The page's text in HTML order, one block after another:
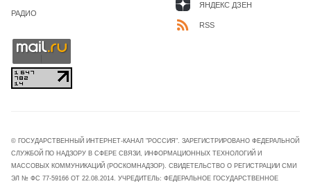
РАДИО
ЯНДЕКС ДЗЕН
RSS
© ГОСУДАРСТВЕННЫЙ ИНТЕРНЕТ-КАНАЛ "РОССИЯ". ЗАРЕГИСТРИРОВАНО ФЕДЕРАЛЬНОЙ
СЛУЖБОЙ ПО НАДЗОРУ В СФЕРЕ СВЯЗИ, ИНФОРМАЦИОННЫХ ТЕХНОЛОГИЙ И
МАССОВЫХ КОММУНИКАЦИЙ (РОСКОМНАДЗОР). СВИДЕТЕЛЬСТВО О РЕГИСТРАЦИИ СМИ
ЭЛ № ФС 77-59166 ОТ 22.08.2014. УЧРЕДИТЕЛЬ: ФЕДЕРАЛЬНОЕ ГОСУДАРСТВЕННОЕ